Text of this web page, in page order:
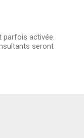
parfois activée.
seront